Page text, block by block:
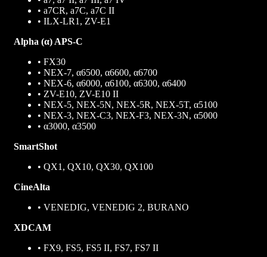
• a7CR, a7C, a7C II
• ILX-LR1, ZV-E1
Alpha (α) APS-C
• FX30
• NEX-7, α6500, α6600, α6700
• NEX-6, α6000, α6100, α6300, α6400
• ZV-E10, ZV-E10 II
• NEX-5, NEX-5N, NEX-5R, NEX-5T, α5100
• NEX-3, NEX-C3, NEX-F3, NEX-3N, α5000
• α3000, α3500
SmartShot
• QX1, QX10, QX30, QX100
CineAlta
• VENEDIG, VENEDIG 2, BURANO
XDCAM
• FX9, FS5, FS5 II, FS7, FS7 II